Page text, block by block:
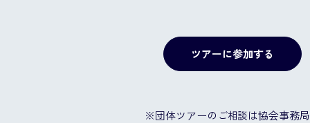
ツアーに参加する
※団体ツアーのご相談は協会事務